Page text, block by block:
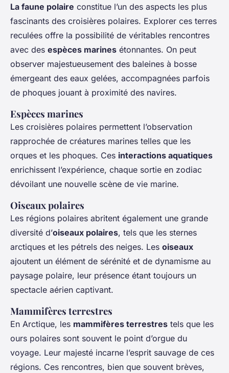
La faune polaire constitue l’un des aspects les plus
fascinants des croisières polaires. Explorer ces terres
reculées offre la possibilité de véritables rencontres
avec des espèces marines étonnantes. On peut
observer majestueusement des baleines à bosse
émergeant des eaux gelées, accompagnées parfois
de phoques jouant à proximité des navires.
Espèces marines
Les croisières polaires permettent l’observation
rapprochée de créatures marines telles que les
orques et les phoques. Ces interactions aquatiques
enrichissent l’expérience, chaque sortie en zodiac
dévoilant une nouvelle scène de vie marine.
Oiseaux polaires
Les régions polaires abritent également une grande
diversité d’oiseaux polaires, tels que les sternes
arctiques et les pétrels des neiges. Les oiseaux
ajoutent un élément de sérénité et de dynamisme au
paysage polaire, leur présence étant toujours un
spectacle aérien captivant.
Mammifères terrestres
En Arctique, les mammifères terrestres tels que les
ours polaires sont souvent le point d’orgue du
voyage. Leur majesté incarne l’esprit sauvage de ces
régions. Ces rencontres, bien que souvent brèves,